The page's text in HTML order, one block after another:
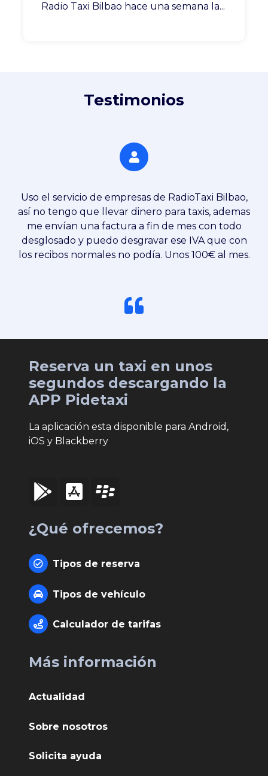
Radio Taxi Bilbao hace una semana la...
Testimonios
Uso el servicio de empresas de RadioTaxi Bilbao,
así no tengo que llevar dinero para taxis, ademas
me envían una factura a fin de mes con todo
desglosado y puedo desgravar ese IVA que con
los recibos normales no podía. Unos 100€ al mes.
Reserva un taxi en unos
segundos descargando la
APP Pidetaxi
La aplicación esta disponible para Android,
iOS y Blackberry
¿Qué ofrecemos?
Tipos de reserva
Tipos de vehículo
Calculador de tarifas
Más información
Actualidad
Sobre nosotros
Solicita ayuda